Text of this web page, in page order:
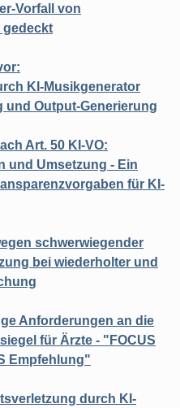
Vorfall von
gedeckt
KI-Musikgenerator
und Output-Generierung
Art. 50 KI-VO:
und Umsetzung - Ein
für KI-
schwerwiegender
bei wiederholter und
Anforderungen an die
für Ärzte - "FOCUS
Empfehlung"
durch KI-